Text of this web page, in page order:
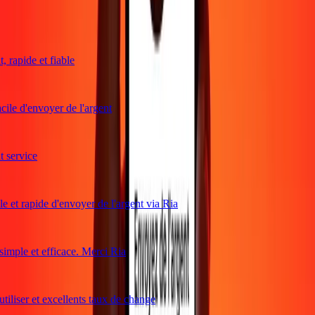
Ce que disent les clients de Ria
et fiable
d'envoyer de l'argent
rapide d'envoyer de l'argent via Ria
et efficace. Merci Ria
et excellents taux de change